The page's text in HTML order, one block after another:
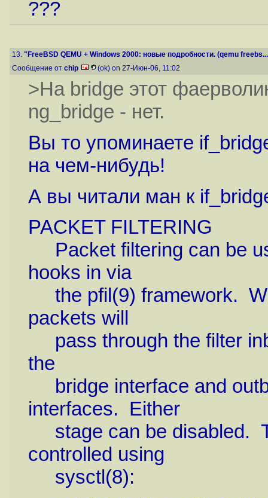
???
13. "FreeBSD QEMU + Windows 2000: новые подробности. (qemu
Сообщение от chip (ok) on 27-Июн-06, 11:02
>На bridge этот
ng_bridge - нет.
Вы то упоминаете
на чем-нибудь!
А вы читали ман к
PACKET FILTERING
Packet filtering can be
hooks in via
the pfil(9) framework.
packets will
pass through the filter
the
bridge interface and
interfaces. Either
stage can be disabled.
controlled using
sysctl(8):